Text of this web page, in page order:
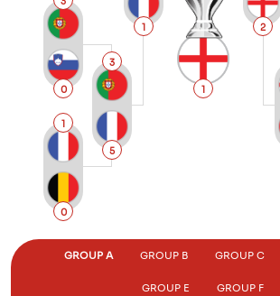
0
1
0
3
5
1
1
2
GROUP A GROUP B GROUP C
GROUP E GROUP F